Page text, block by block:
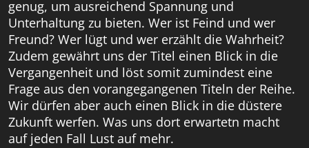
genug, um ausreichend Spannung und
Unterhaltung zu bieten. Wer ist Feind und wer
Freund? Wer lügt und wer erzählt die Wahrheit?
Zudem gewährt uns der Titel einen Blick in die
Vergangenheit und löst somit zumindest eine
Frage aus den vorangegangenen Titeln der Reihe.
Wir dürfen aber auch einen Blick in die düstere
Zukunft werfen. Was uns dort erwartetn macht
auf jeden Fall Lust auf mehr.